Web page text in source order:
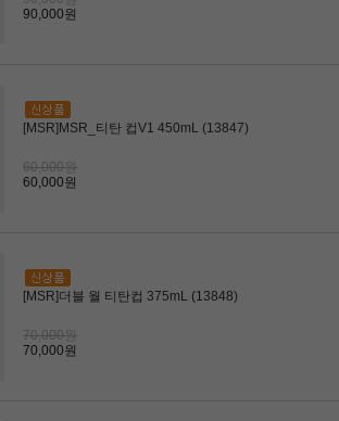
90,000원
[MSR]MSR_티탄 컵V1 450mL (13847)
60,000원
60,000원
[MSR]더블 월 티탄컵 375mL (13848)
70,000원
70,000원